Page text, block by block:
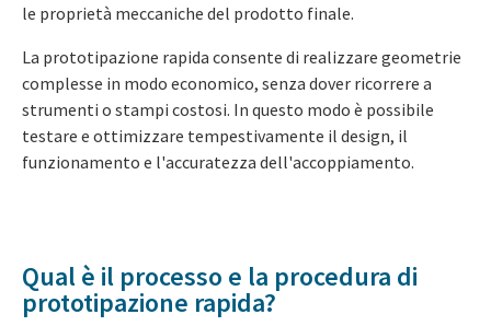
le proprietà meccaniche del prodotto finale.
La prototipazione rapida consente di realizzare geometrie
complesse in modo economico, senza dover ricorrere a
strumenti o stampi costosi. In questo modo è possibile
testare e ottimizzare tempestivamente il design, il
funzionamento e l'accuratezza dell'accoppiamento.
Qual è il processo e la procedura di
prototipazione rapida?